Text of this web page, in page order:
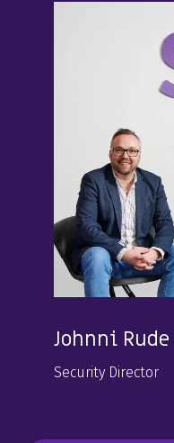
Johnni Rude
Security Director